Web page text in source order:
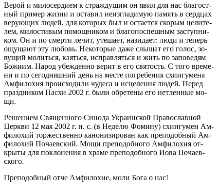
Ве­рой и ми­ло­сер­ди­ем к страж­ду­щим он явил для нас бла­гост­
ный при­мер жиз­ни и оста­вил неиз­гла­ди­мую па­мять в серд­цах
ве­ру­ю­щих лю­дей, для ко­то­рых был и оста­ет­ся ско­рым це­ли­те­
лем, ми­ло­сти­вым по­мощ­ни­ком и бла­го­по­спеш­ным за­ступ­ни­
ком. Он и по смер­ти ле­чит, уте­ша­ет, на­зи­да­ет: лю­ди и те­перь
ощу­ща­ют эту лю­бовь. Неко­то­рые да­же слы­шат его го­лос, зо­
ву­щий мо­лить­ся, ка­ять­ся, ис­прав­лять­ся и жить по за­по­ве­дям
Бо­жи­им. На­род убеж­ден­но ве­рит в его свя­тость. С то­го вре­ме­
ни и по се­го­дняш­ний день на ме­сте по­гре­бе­ния схи­и­гу­ме­на
Ам­фи­ло­хия про­ис­хо­ди­ли чу­де­са и ис­це­ле­ния лю­дей. Пе­ред
празд­ни­ком Пас­хи 2002 г. бы­ли об­ре­те­ны его нетлен­ные мо­
щи.
Ре­ше­ни­ем Свя­щен­но­го Си­но­да Укра­ин­ской Пра­во­слав­ной
Церк­ви 12 мая 2002 г. н. с. (в Неде­лю Фо­ми­ну) схи­и­гу­мен Ам­
фи­ло­хий тор­же­ствен­но ка­но­ни­зи­ро­ван как пре­по­доб­ный Ам­
фи­ло­хий По­ча­ев­ский. Мо­щи пре­по­доб­но­го Ам­фи­ло­хия от­
кры­ты для по­кло­не­ния в хра­ме пре­по­доб­но­го Иова По­ча­ев­
ско­го.
Пре­по­доб­ный от­че Ам­фи­ло­хие, мо­ли Бо­га о нас!